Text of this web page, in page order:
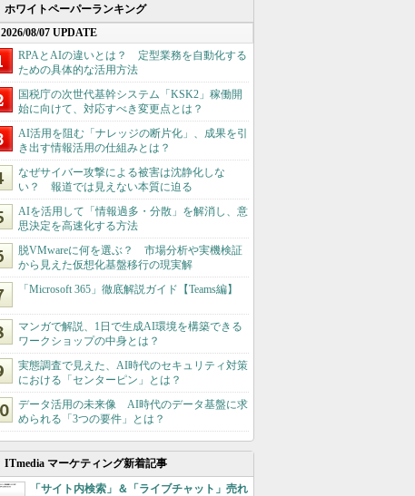
ホワイトペーパーランキング
2026/08/07 UPDATE
RPAとAIの違いとは？ 定型業務を自動化する
ための具体的な活用方法
国税庁の次世代基幹システム「KSK2」稼働開
始に向けて、対応すべき変更点とは？
AI活用を阻む「ナレッジの断片化」、成果を引
き出す情報活用の仕組みとは？
なぜサイバー攻撃による被害は沈静化しな
い？ 報道では見えない本質に迫る
AIを活用して「情報過多・分散」を解消し、意
思決定を高速化する方法
脱VMwareに何を選ぶ？ 市場分析や実機検証
から見えた仮想化基盤移行の現実解
「Microsoft 365」徹底解説ガイド【Teams編】
マンガで解説、1日で生成AI環境を構築できる
ワークショップの中身とは？
実態調査で見えた、AI時代のセキュリティ対策
における「センターピン」とは？
データ活用の未来像 AI時代のデータ基盤に求
められる「3つの要件」とは？
ITmedia マーケティング新着記事
「サイト内検索」＆「ライブチャット」売れ